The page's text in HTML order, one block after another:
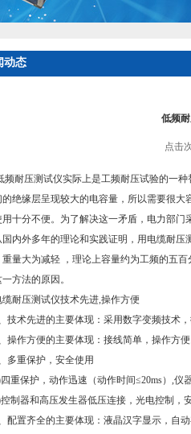
动态
低频
点击
压测试仪实际上是工频耐压试验的一种
的绝缘层呈现较大的电容量，所以需要很大
十分不便。为了解决这一矛盾，电力部门
外多年的理论和实践证明，用电缆耐压
重量大为减轻 ，理论上容量约为工频的五
方法的原因。
压测试仪技术先进,操作方便
术先进的主要体现：采用数字变频技术，
作方便的主要体现：接线简单，操作方便
重保护，安全使用
保护，动作迅速（动作时间≤20ms）,仪器
器和高压发生器低压连接，光电控制，安
置齐全的主要体现：液晶汉字显示，自动